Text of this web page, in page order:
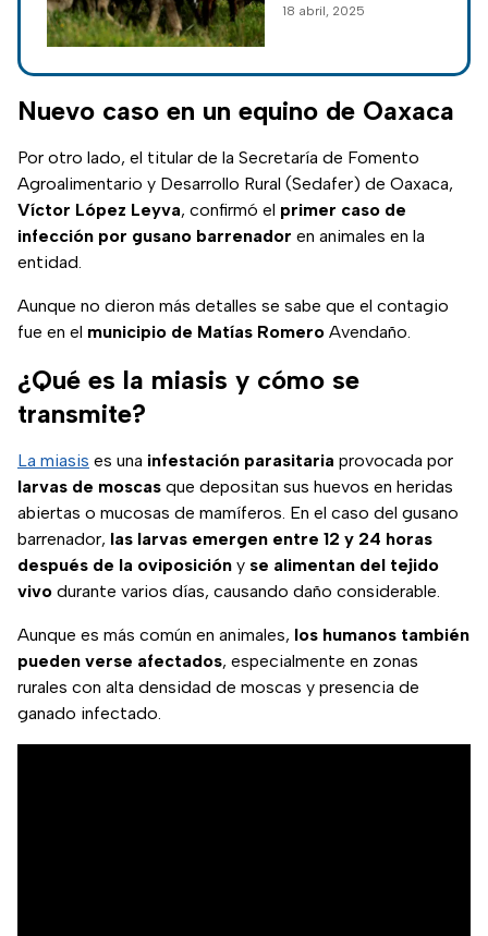
caso de infección
mujer del sur de
México; conoce
cómo actúa este
gusano.
18 abril, 2025
Nuevo caso en un equino de Oaxaca
Por otro lado, el titular de la Secretaría de Fomento
Agroalimentario y Desarrollo Rural (Sedafer) de Oaxaca,
Víctor López Leyva, confirmó el primer caso de
infección por gusano barrenador en animales en la
entidad.
Aunque no dieron más detalles se sabe que el contagio
fue en el municipio de Matías Romero Avendaño.
¿Qué es la miasis y cómo se
transmite?
La miasis es una infestación parasitaria provocada por
larvas de moscas que depositan sus huevos en heridas
abiertas o mucosas de mamíferos. En el caso del gusano
barrenador, las larvas emergen entre 12 y 24 horas
después de la oviposición y se alimentan del tejido
vivo durante varios días, causando daño considerable.
Aunque es más común en animales, los humanos también
pueden verse afectados, especialmente en zonas
rurales con alta densidad de moscas y presencia de
ganado infectado.